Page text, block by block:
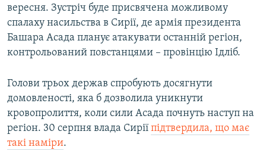
вересня. Зустріч буде присвячена можливому
спалаху насильства в Сирії, де армія президента
Башара Асада планує атакувати останній регіон,
контрольований повстанцями – провінцію Ідліб.
Голови трьох держав спробують досягнути
домовленості, яка б дозволила уникнути
кровопролиття, коли сили Асада почнуть наступ на
регіон. 30 серпня влада Сирії підтвердила, що має
такі наміри.